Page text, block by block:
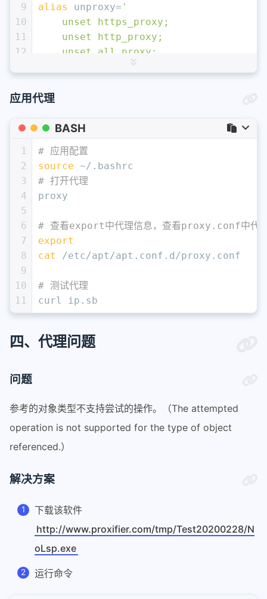
9
10
11
12
15
alias
unproxy= '
    unset https_proxy;
    unset http_proxy;
    unset all_proxy;
'
应用代理
BASH
1
2
3
4
5
6
7
8
9
10
11
# 应用配置
source ~/.bashrc
# 打开代理
proxy
# 查看export中代理信息，查看proxy.conf中代
export
cat
/etc/apt/apt.conf.d/proxy.conf
# 测试代理
curl ip.sb
四、代理问题
问题
参考的对象类型不支持尝试的操作。（The attempted
operation is not supported for the type of object
referenced.）
解决方案
下载该软件
http://www.proxifier.com/tmp/Test20200228/N
oLsp.exe
运行命令